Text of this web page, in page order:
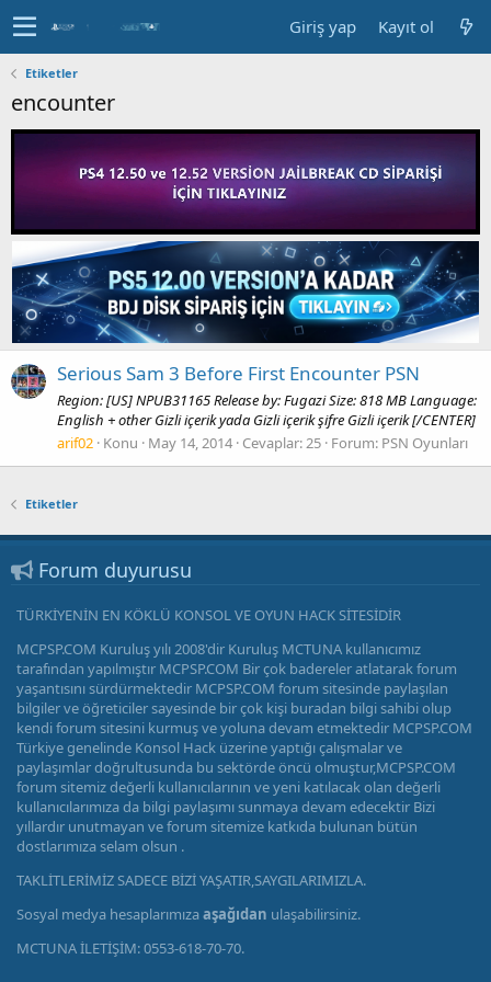
Giriş yap Kayıt ol
Etiketler
encounter
Serious Sam 3 Before First Encounter PSN
Region: [US] NPUB31165 Release by: Fugazi Size: 818 MB Language:
English + other Gizli içerik yada Gizli içerik şifre Gizli içerik [/CENTER]
arif02 Konu May 14, 2014 Cevaplar: 25 Forum: PSN Oyunları
Etiketler
Forum duyurusu
TÜRKİYENİN EN KÖKLÜ KONSOL VE OYUN HACK SİTESİDİR
MCPSP.COM Kuruluş yılı 2008'dir Kuruluş MCTUNA kullanıcımız
tarafından yapılmıştır MCPSP.COM Bir çok badereler atlatarak forum
yaşantısını sürdürmektedir MCPSP.COM forum sitesinde paylaşılan
bilgiler ve öğreticiler sayesinde bir çok kişi buradan bilgi sahibi olup
kendi forum sitesini kurmuş ve yoluna devam etmektedir MCPSP.COM
Türkiye genelinde Konsol Hack üzerine yaptığı çalışmalar ve
paylaşımlar doğrultusunda bu sektörde öncü olmuştur,MCPSP.COM
forum sitemiz değerli kullanıcılarının ve yeni katılacak olan değerli
kullanıcılarımıza da bilgi paylaşımı sunmaya devam edecektir Bizi
yıllardır unutmayan ve forum sitemize katkıda bulunan bütün
dostlarımıza selam olsun .
TAKLİTLERİMİZ SADECE BİZİ YAŞATIR,SAYGILARIMIZLA.
Sosyal medya hesaplarımızaaşağıdan ulaşabilirsiniz.
MCTUNA İLETİŞİM: 0553-618-70-70.